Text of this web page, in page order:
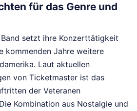
für das Genre und
setzt ihre Konzerttätigkeit
kommenden Jahre weitere
Laut aktuellen
von Ticketmaster ist das
der Veteranen
Kombination aus Nostalgie und